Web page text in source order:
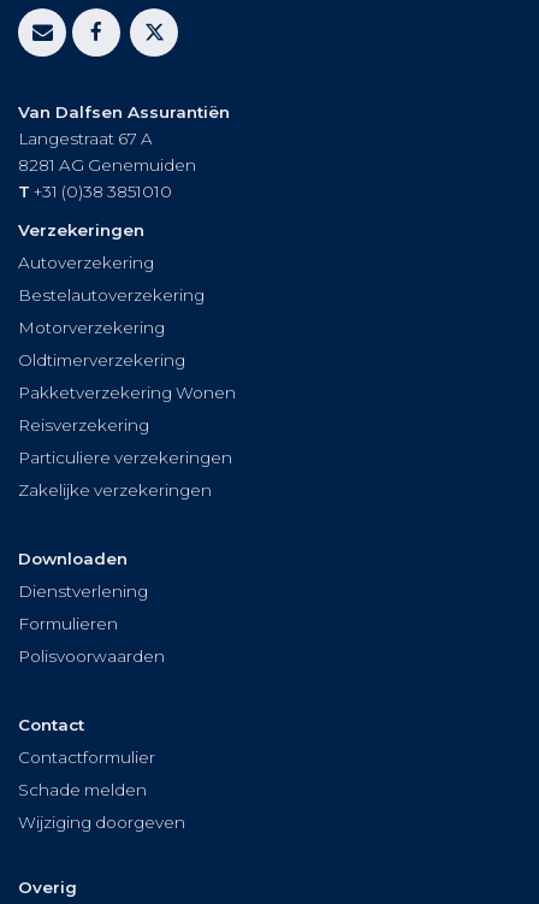
Van Dalfsen Assurantiën
Langestraat 67 A
8281 AG Genemuiden
T +31 (0)38 3851010
Verzekeringen
Autoverzekering
Bestelautoverzekering
Motorverzekering
Oldtimerverzekering
Pakketverzekering Wonen
Reisverzekering
Particuliere verzekeringen
Zakelijke verzekeringen
Downloaden
Dienstverlening
Formulieren
Polisvoorwaarden
Contact
Contactformulier
Schade melden
Wijziging doorgeven
Overig